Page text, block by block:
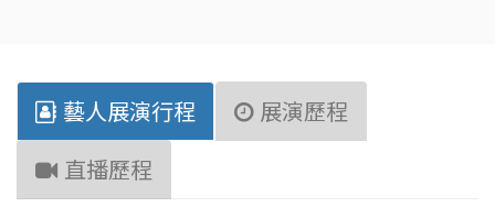
藝人展演行程
展演歷程
直播歷程